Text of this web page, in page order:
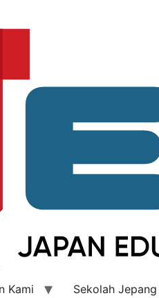
Kami Sekolah Jepang